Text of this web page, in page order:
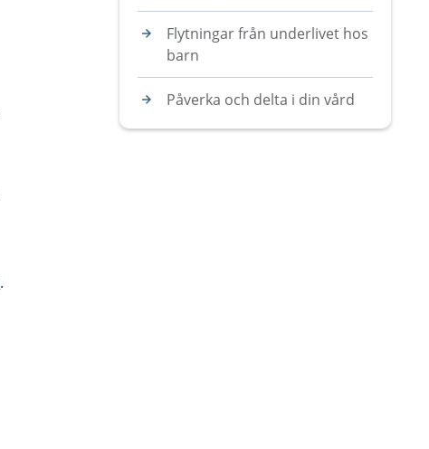
.
Flytningar från underlivet hos
barn
Påverka och delta i din vård